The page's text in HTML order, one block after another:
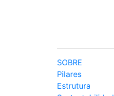
SOBRE
Pilares
Estrutura